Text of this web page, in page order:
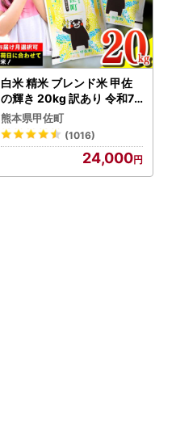
白米 精米 ブレンド米 甲佐
の輝き 20kg 訳あり 令和7
年産 【価格改定ZS】
熊本県甲佐町
(1016)
24,000